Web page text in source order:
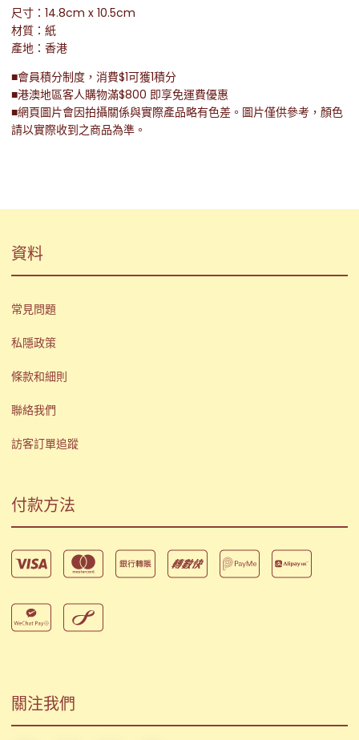
尺寸：14.8cm x 10.5cm
材質：紙
產地：香港
■會員積分制度，消費$1可獲1積分
■港澳地區客人購物滿$800 即享免運費優惠
■網頁圖片會因拍攝關係與實際產品略有色差。圖片僅供參考，顏色
請以實際收到之商品為準。
資料
常見問題
私隱政策
條款和細則
聯絡我們
訪客訂單追蹤
付款方法
關注我們